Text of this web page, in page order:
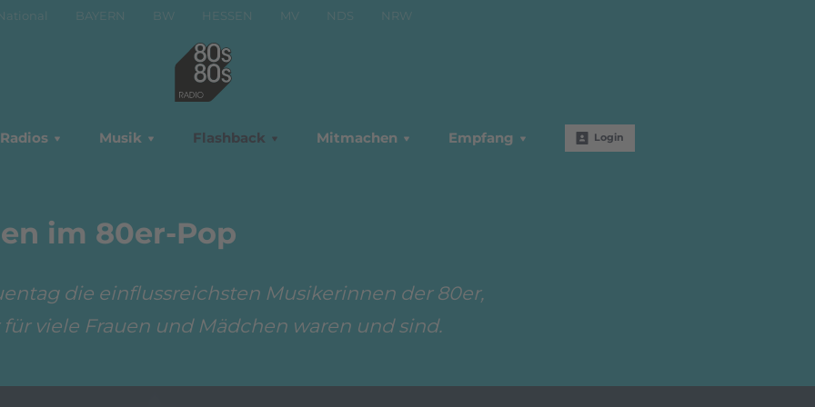
BAYERN BW HESSEN MV NDS NRW
Radios Musik Flashback Mitmachen Empfang Login
im 80er-Pop
die einflussreichsten Musikerinnen der 80er,
viele Frauen und Mädchen waren und sind.